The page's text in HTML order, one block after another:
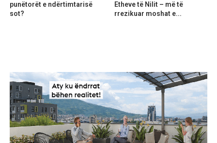
punëtorët e ndërtimtarisë
sot?
Etheve të Nilit – më të
rrezikuar moshat e...